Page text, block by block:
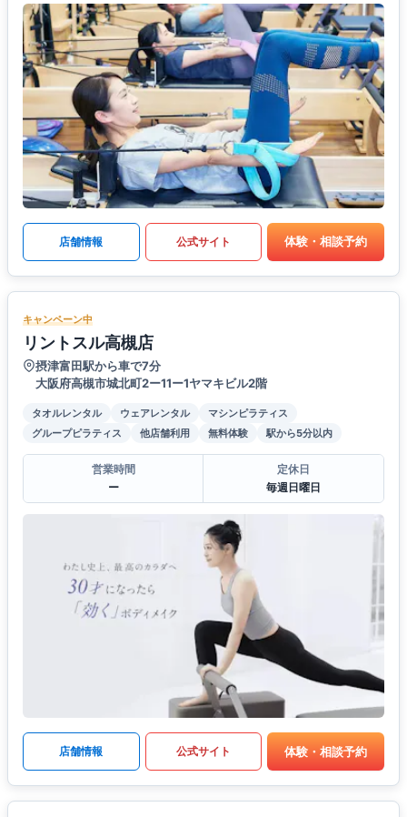
店舗情報 公式サイト 体験・相談予約
キャンペーン中
リントスル高槻店
摂津富田駅から車で7分
大阪府高槻市城北町2ー11ー1ヤマキビル2階
タオルレンタル ウェアレンタル
マシンピラティス
グループピラティス
他店舗利用 無料体験 駅から5分以内
営業時間
ー
定休日
毎週日曜日
店舗情報 公式サイト 体験・相談予約